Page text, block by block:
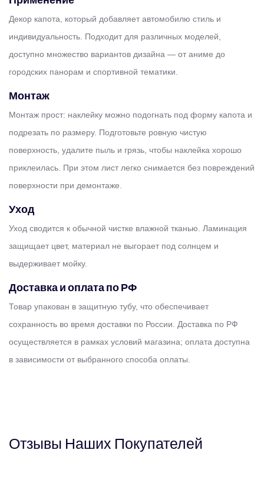
Декор капота, который добавляет автомобилю стиль и
индивидуальность. Подходит для различных моделей,
доступно множество вариантов дизайна — от аниме до
городских панорам и спортивной тематики.
Монтаж
Монтаж прост: наклейку можно подогнать под форму капота и
подрезать по размеру. Подготовьте ровную чистую
поверхность, удалите пыль и грязь, чтобы наклейка хорошо
приклеилась. При этом лист легко снимается без повреждений
поверхности при демонтаже.
Уход
Уход сводится к обычной чистке влажной тканью. Ламинация
защищает цвет, материал не выгорает под солнцем и
выдерживает мойку.
Доставка и оплата по РФ
Товар упакован в защитную тубу, что обеспечивает
сохранность во время доставки по России. Доставка по РФ
осуществляется в рамках условий магазина; оплата доступна
в зависимости от выбранного способа оплаты.
Отзывы Наших Покупателей